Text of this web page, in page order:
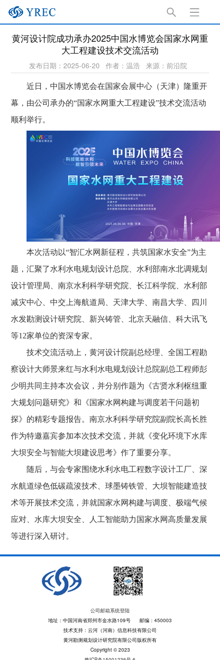
黄河设计院成功承办2025中国水博览会国家水网重
大工程建设技术交流活动
发布日期：2025-06-20 作者：温浩 来源：前沿院
近日，中国水博览会在国家会展中心（天津）隆重开
幕，由公司承办的“国家水网重大工程建设”技术交流活动
顺利举行。
本次活动以“智汇水网新征程，共筑国家水安全”为主
题，汇聚了水利水电规划设计总院、水利部南水北调规划
设计管理局、南京水利科学研究院、长江科学院、水利部
减灾中心、中交上海航道局、天津大学、南昌大学、四川
水发勘测设计研究院、新兴铸管、北京天融信、科大讯飞
等12家单位的资深专家。
技术交流活动上，黄河设计院副总经理、全国工程勘
察设计大师景来红与水利水电规划设计总院副总工程师彭
少明共同主持本次会议，并分别作题为《古贤水利枢纽重
大规划问题研究》和《国家水网构建与调度若干问题初
探》的精彩专题报告。南京水利科学研究院副院长高长胜
作为特邀嘉宾参加本次技术交流，并就《变化环境下水库
大坝安全与智能大坝建设思考》作了重要分享。
随后，与会专家围绕水利水电工程数字设计工厂、深
水航道绿色低碳疏浚技术、球墨铸铁管、大坝智能建造技
术等开展技术交流，并就国家水网构建与调度、极端气候
应对、水库大坝安全、人工智能助力国家水网高质量发展
等进行深入研讨。
公司邮箱系统登陆
地址：中国河南省郑州市金水路109号 邮编：450003
技术支持：云河（河南）信息科技有限公司
黄河勘测规划设计研究院有限公司版权所有
Copyright © 2023